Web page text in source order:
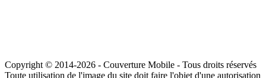
Copyright © 2014-2026 - Couverture Mobile - Tous droits réservés
Toute utilisation de l'image du site doit faire l'objet d'une autorisation